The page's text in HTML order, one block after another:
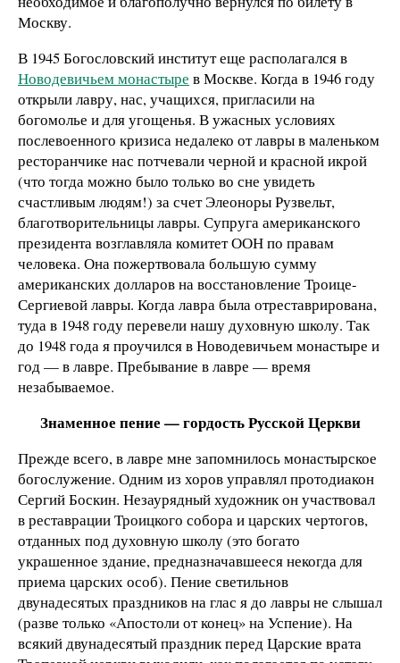
Москву.
В 1945 Богословский институт еще располагался в
Новодевичьем монастыре в Москве. Когда в 1946 году
открыли лавру, нас, учащихся, пригласили на
богомолье и для угощенья. В ужасных условиях
послевоенного кризиса недалеко от лавры в маленьком
ресторанчике нас потчевали черной и красной икрой
(что тогда можно было только во сне увидеть
счастливым людям!) за счет Элеоноры Рузвельт,
благотворительницы лавры. Супруга американского
президента возглавляла комитет ООН по правам
человека. Она пожертвовала большую сумму
американских долларов на восстановление Троице-
Сергиевой лавры. Когда лавра была отреставрирована,
туда в 1948 году перевели нашу духовную школу. Так
до 1948 года я проучился в Новодевичьем монастыре и
год — в лавре. Пребывание в лавре — время
незабываемое.
Знаменное пение — гордость Русской Церкви
Прежде всего, в лавре мне запомнилось монастырское
богослужение. Одним из хоров управлял протодиакон
Сергий Боскин. Незаурядный художник он участвовал
в реставрации Троицкого собора и царских чертогов,
отданных под духовную школу (это богато
украшенное здание, предназначавшееся некогда для
приема царских особ). Пение светильнов
двунадесятых праздников на глас я до лавры не слышал
(разве только «Апостоли от конец» на Успение). На
всякий двунадесятый праздник перед Царские врата